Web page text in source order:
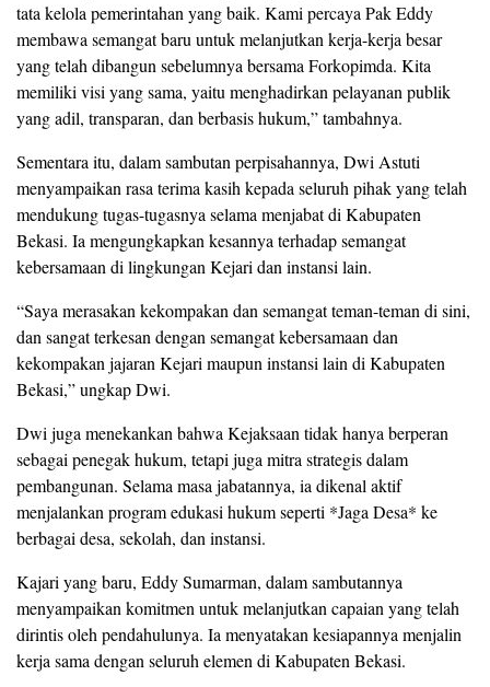
tata kelola pemerintahan yang baik. Kami percaya Pak Eddy
membawa semangat baru untuk melanjutkan kerja-kerja besar
yang telah dibangun sebelumnya bersama Forkopimda. Kita
memiliki visi yang sama, yaitu menghadirkan pelayanan publik
yang adil, transparan, dan berbasis hukum,” tambahnya.
Sementara itu, dalam sambutan perpisahannya, Dwi Astuti
menyampaikan rasa terima kasih kepada seluruh pihak yang telah
mendukung tugas-tugasnya selama menjabat di Kabupaten
Bekasi. Ia mengungkapkan kesannya terhadap semangat
kebersamaan di lingkungan Kejari dan instansi lain.
“Saya merasakan kekompakan dan semangat teman-teman di sini,
dan sangat terkesan dengan semangat kebersamaan dan
kekompakan jajaran Kejari maupun instansi lain di Kabupaten
Bekasi,” ungkap Dwi.
Dwi juga menekankan bahwa Kejaksaan tidak hanya berperan
sebagai penegak hukum, tetapi juga mitra strategis dalam
pembangunan. Selama masa jabatannya, ia dikenal aktif
menjalankan program edukasi hukum seperti *Jaga Desa* ke
berbagai desa, sekolah, dan instansi.
Kajari yang baru, Eddy Sumarman, dalam sambutannya
menyampaikan komitmen untuk melanjutkan capaian yang telah
dirintis oleh pendahulunya. Ia menyatakan kesiapannya menjalin
kerja sama dengan seluruh elemen di Kabupaten Bekasi.